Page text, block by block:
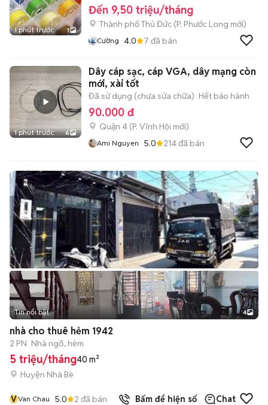
1 phút trước 1
Đến 9,50 triệu/tháng
Thành phố Thủ Đức (P. Phước Long mới)
Cường 4.0 7 đã bán
1 phút trước 6
Dây cáp sạc, cáp VGA, dây mạng còn
mới, xài tốt
Đã sử dụng (chưa sửa chữa) Hết bảo hành
90.000 đ
Quận 4 (P. Vĩnh Hội mới)
Ami Nguyen 5.0 214đã bán
Tin nổi bật 4
nhà cho thuê hẻm 1942
2 PN Nhà ngõ, hẻm
5 triệu/tháng40 m²
Huyện Nhà Bè
VVan Chau 5.0 2 đã bán Bấm để hiện số Chat